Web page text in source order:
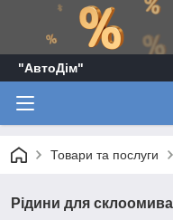
"АвтоДім"
Товари та послуги
Рідини для